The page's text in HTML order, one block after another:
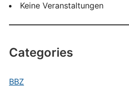
Keine Veranstaltungen
Categories
BBZ